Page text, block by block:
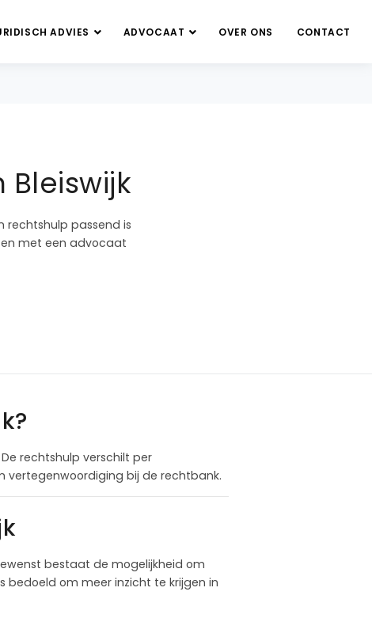
ADVIES ADVOCAAT OVER ONS CONTACT
rechtshulp passend is
met een advocaat
rechtshulp verschilt per
vertegenwoordiging bij de rechtbank.
bestaat de mogelijkheid om
bedoeld om meer inzicht te krijgen in